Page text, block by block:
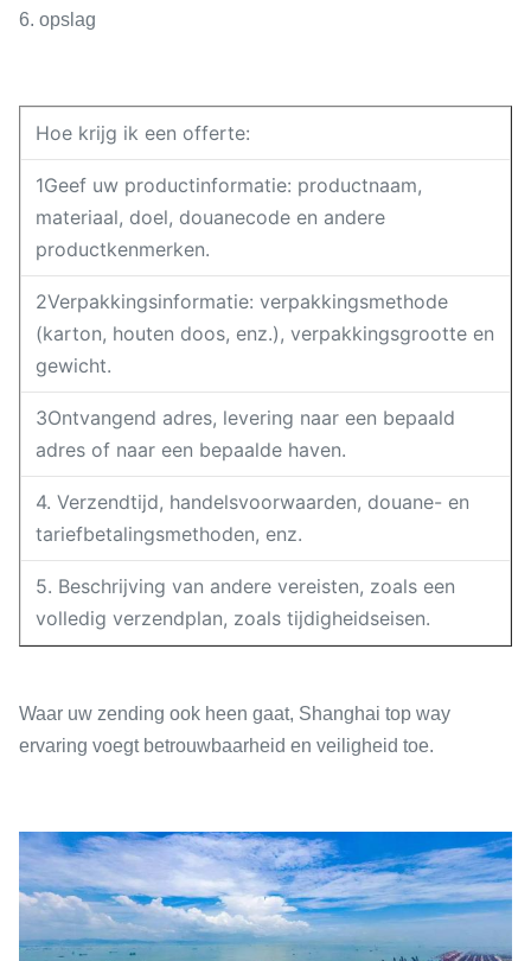
6. opslag
Hoe krijg ik een offerte:
1Geef uw productinformatie: productnaam,
materiaal, doel, douanecode en andere
productkenmerken.
2Verpakkingsinformatie: verpakkingsmethode
(karton, houten doos, enz.), verpakkingsgrootte en
gewicht.
3Ontvangend adres, levering naar een bepaald
adres of naar een bepaalde haven.
4. Verzendtijd, handelsvoorwaarden, douane- en
tariefbetalingsmethoden, enz.
5. Beschrijving van andere vereisten, zoals een
volledig verzendplan, zoals tijdigheidseisen.
Waar uw zending ook heen gaat, Shanghai top way
ervaring voegt betrouwbaarheid en veiligheid toe.